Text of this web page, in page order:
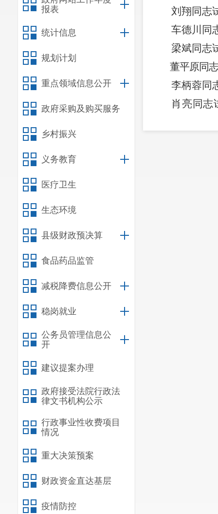
报表
统计信息
规划计划
重点领域信息公开
政府采购及购买服务
乡村振兴
义务教育
医疗卫生
生态环境
县级财政预决算
食品药品监管
减税降费信息公开
稳岗就业
公务员管理信息公
开
建议提案办理
政府接受法院行政法
律文书机构公示
行政事业性收费项目
情况
重大决策预案
财政资金直达基层
疫情防控
刘翔同志
车德川 同
梁斌同志
董平原同志
李柄蓉同
肖亮 同志